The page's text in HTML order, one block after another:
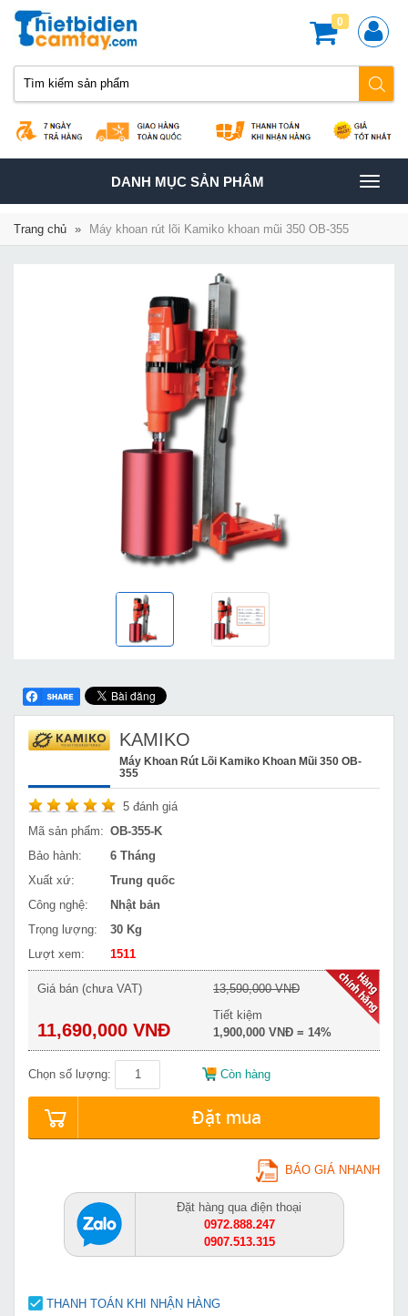
0
TOGGLE
NAVIGATION
DANH MỤC SẢN PHÂM
Trang chủ » Máy khoan rút lõi Kamiko khoan mũi 350 OB-355
KAMIKO
Máy Khoan Rút Lõi Kamiko Khoan Mũi 350 OB-
355
5 đánh giá
Mã sản phẩm: OB-355-K
Bảo hành:
6 Tháng
Xuất xứ:
Trung quốc
Công nghệ:
Nhật bản
Trọng lượng:
30 Kg
Lượt xem:
1511
Giá bán (chưa VAT)
11,690,000 VNĐ
13,590,000 VNĐ
Tiết kiệm
1,900,000 VNĐ = 14%
Chọn số lượng: Còn hàng
Đặt mua
BÁO GIÁ NHANH
Đặt hàng qua điện thoại
0972.888.247
0907.513.315
THANH TOÁN KHI NHẬN HÀNG